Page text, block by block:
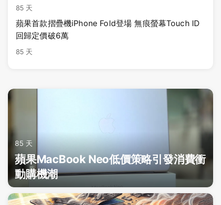
85 天
蘋果首款摺疊機iPhone Fold登場 無痕螢幕Touch ID
回歸定價破6萬
85 天
85 天
蘋果MacBook Neo低價策略引發消費衝
動購機潮